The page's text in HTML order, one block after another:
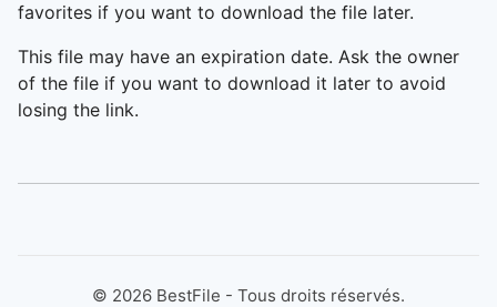
favorites if you want to download the file later.
This file may have an expiration date. Ask the owner
of the file if you want to download it later to avoid
losing the link.
© 2026 BestFile - Tous droits réservés.